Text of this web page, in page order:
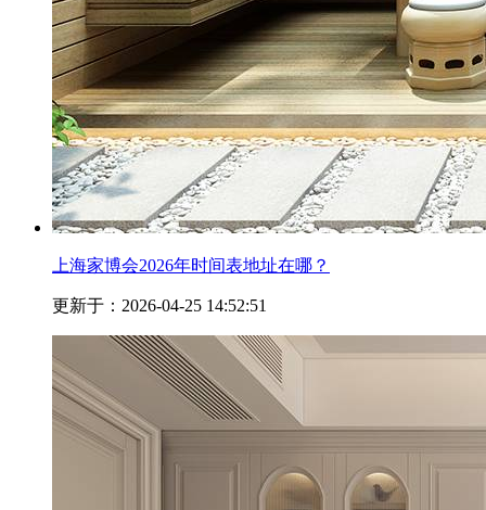
上海家博会2026年时间表地址在哪？
更新于：2026-04-25 14:52:51